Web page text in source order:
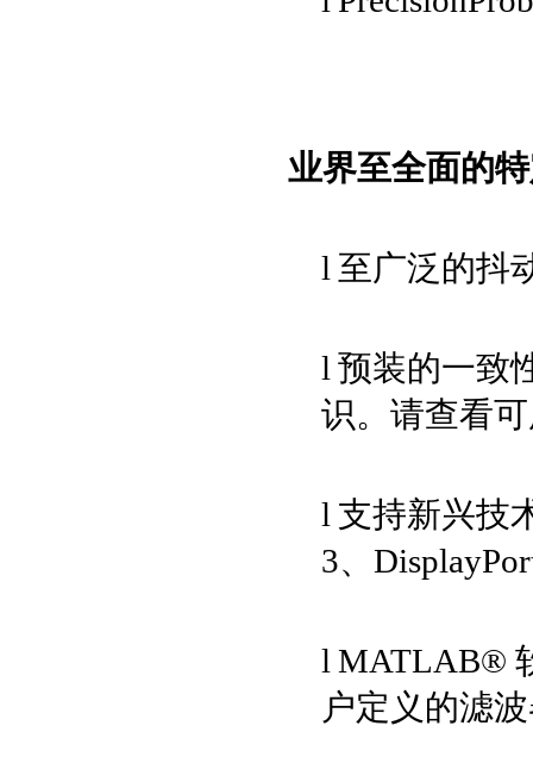
业界至全面的
l 至广泛的抖
l 预装的一致
识。请查看
l 支持新兴技
3、
l MATLAB®
户定义的滤